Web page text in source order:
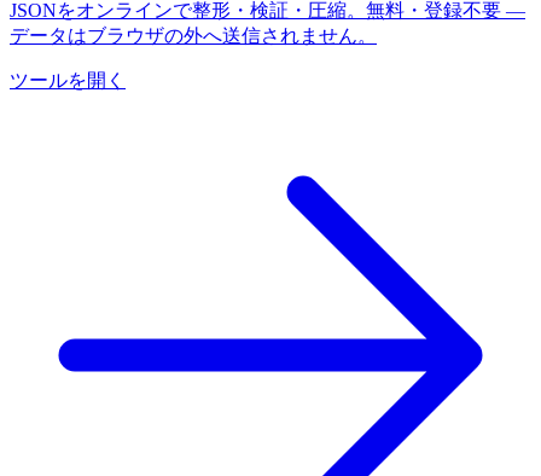
JSONをオンラインで整形・検証・圧縮。無料・登録不要 —
データはブラウザの外へ送信されません。
ツールを開く